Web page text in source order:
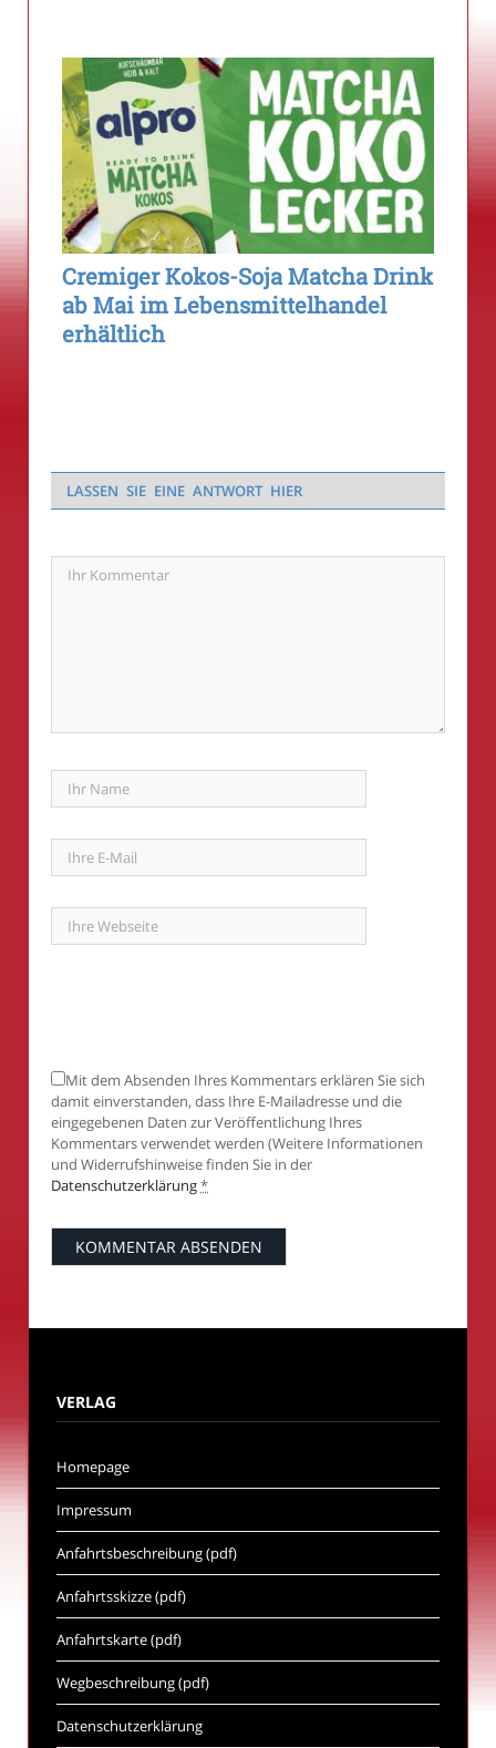
Cremiger Kokos-Soja Matcha Drink
ab Mai im Lebensmittelhandel
erhältlich
LASSEN SIE EINE ANTWORT HIER
Mit dem Absenden Ihres Kommentars erklären Sie sich
damit einverstanden, dass Ihre E-Mailadresse und die
eingegebenen Daten zur Veröffentlichung Ihres
Kommentars verwendet werden (Weitere Informationen
und Widerrufshinweise finden Sie in der
Datenschutzerklärung*
VERLAG
Homepage
Impressum
Anfahrtsbeschreibung (pdf)
Anfahrtsskizze (pdf)
Anfahrtskarte (pdf)
Wegbeschreibung (pdf)
Datenschutzerklärung